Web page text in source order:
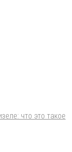
что это такое